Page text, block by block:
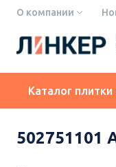
О компании
Каталог
502751101